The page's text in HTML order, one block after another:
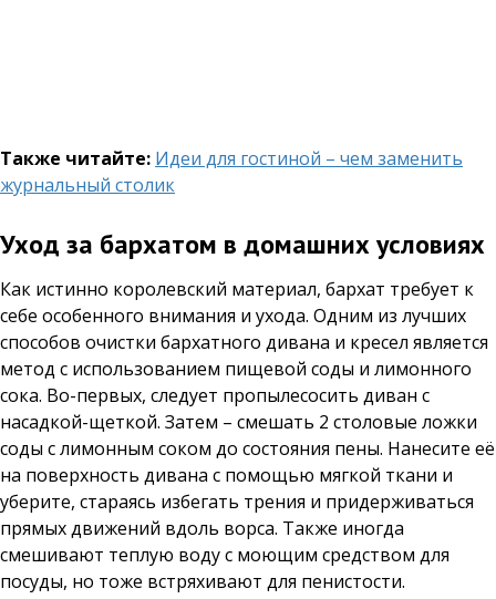
Также читайте: Идеи для гостиной – чем заменить
журнальный столик
Уход за бархатом в домашних условиях
Как истинно королевский материал, бархат требует к
себе особенного внимания и ухода. Одним из лучших
способов очистки бархатного дивана и кресел является
метод с использованием пищевой соды и лимонного
сока. Во-первых, следует пропылесосить диван с
насадкой-щеткой. Затем – смешать 2 столовые ложки
соды с лимонным соком до состояния пены. Нанесите её
на поверхность дивана с помощью мягкой ткани и
уберите, стараясь избегать трения и придерживаться
прямых движений вдоль ворса. Также иногда
смешивают теплую воду с моющим средством для
посуды, но тоже встряхивают для пенистости.